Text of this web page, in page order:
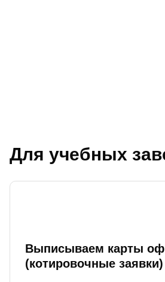
Для учебных
Выписываем карты
(котировочные заявки)